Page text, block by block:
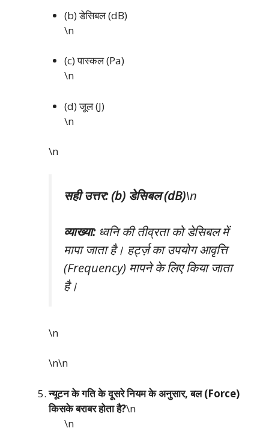
(b) डेसिबल (dB)
\n
(c) पास्कल (Pa)
\n
(d) जूल (J)
\n
\n
सही उत्तर: (b) डेसिबल (dB)\n
व्याख्या:ध्वनि की तीव्रता को डेसिबल में
मापा जाता है। हर्ट्ज़ का उपयोग आवृत्ति
(Frequency) मापने के लिए किया जाता
है।
\n
\n\n
न्यूटन के गति के दूसरे नियम के अनुसार, बल (Force)
किसके बराबर होता है?\n
\n